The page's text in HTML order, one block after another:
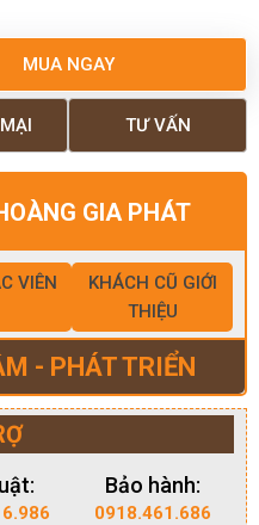
MUA NGAY
TƯ VẤN
GIA PHÁT
VIÊN
KHÁCH CŨ GIỚI
THIỆU
- PHÁT TRIỂN
Bảo hành:
0918.461.686